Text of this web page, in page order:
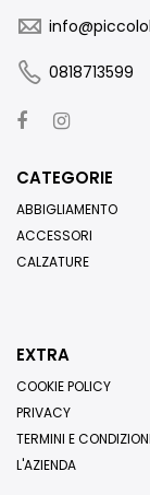
0818713599
CATEGORIE
ABBIGLIAMENTO
ACCESSORI
CALZATURE
EXTRA
COOKIE POLICY
PRIVACY
TERMINI E CONDIZIONI
L'AZIENDA